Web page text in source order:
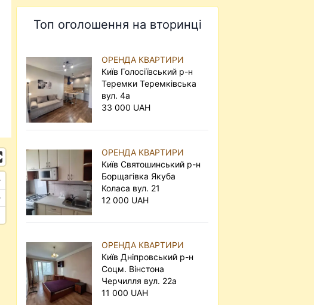
Топ оголошення на вторинці
ОРЕНДА КВАРТИРИ
Київ Голосіївський р-н
Теремки Теремківська
вул. 4а
33 000 UAH
ОРЕНДА КВАРТИРИ
Київ Святошинський р-н
Борщагівка Якуба
Коласа вул. 21
12 000 UAH
ОРЕНДА КВАРТИРИ
Київ Дніпровський р-н
Соцм. Вінстона
Черчилля вул. 22а
11 000 UAH